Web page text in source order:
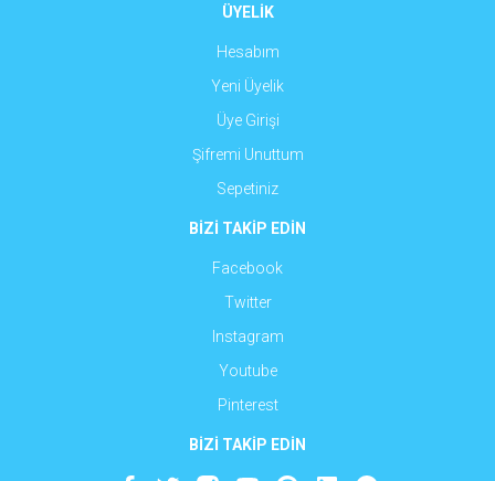
ÜYELİK
Hesabım
Yeni Üyelik
Üye Girişi
Şifremi Unuttum
Sepetiniz
BİZİ TAKİP EDİN
Facebook
Twitter
Instagram
Youtube
Pinterest
BİZİ TAKİP EDİN